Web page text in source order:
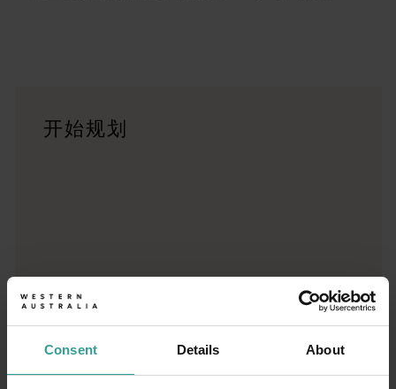
Consent Details About
<p>准备好探索了？请看看这些来自西澳大利亚州各地的冒险
开始规划